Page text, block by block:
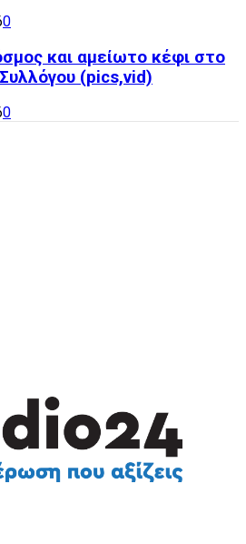
0
και αμείωτο κέφι στο
(pics,vid)
0